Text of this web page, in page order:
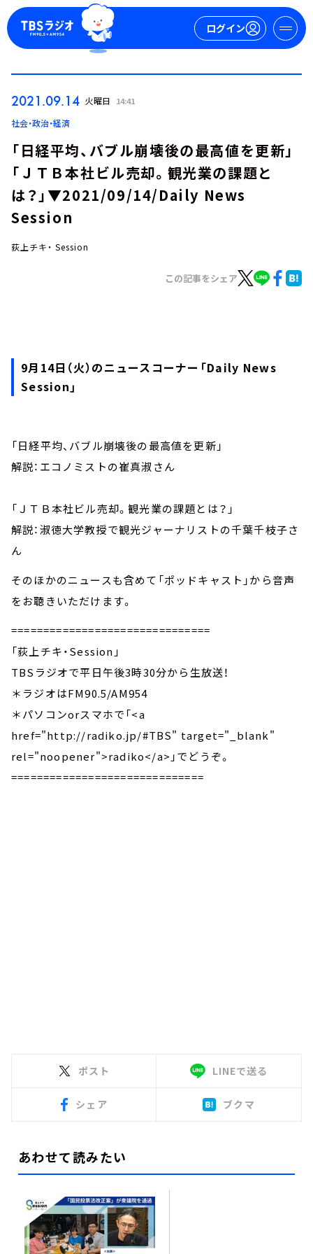
ログイン
今日の番組表
会社情報
2021.09.14 火曜日 14:41
社会・政治・経済
「日経平均、バブル崩壊後の最高値を更新」
「ＪＴＢ本社ビル売却。観光業の課題と
は？」▼2021/09/14/Daily News
Session
荻上チキ・ Session
この記事をシェア
9月14日（火）のニュースコーナー「Daily News
Session」
「日経平均、バブル崩壊後の最高値を更新」
解説：エコノミストの崔真淑さん
「ＪＴＢ本社ビル売却。観光業の課題とは？」
解説：淑徳大学教授で観光ジャーナリストの千葉千枝子さ
ん
そのほかのニュースも含めて「ポッドキャスト」から音声
をお聴きいただけます。
===============================
「荻上チキ・Session」
TBSラジオで平日午後3時30分から生放送！
＊ラジオはFM90.5/AM954
＊パソコンorスマホで「<a
href="http://radiko.jp/#TBS" target="_blank"
rel="noopener">radiko</a>」でどうぞ。
==============================
ポスト LINEで送る
シェア ブクマ
あわせて読みたい